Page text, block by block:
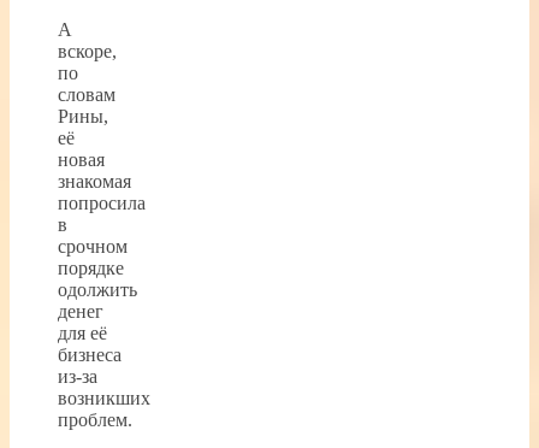
А
вскоре,
по
словам
Рины,
её
новая
знакомая
попросила
в
срочном
порядке
одолжить
денег
для её
бизнеса
из-за
возникших
проблем.